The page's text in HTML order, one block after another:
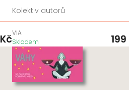
Kč
Kolektiv autorů
VIA
Skladem
199